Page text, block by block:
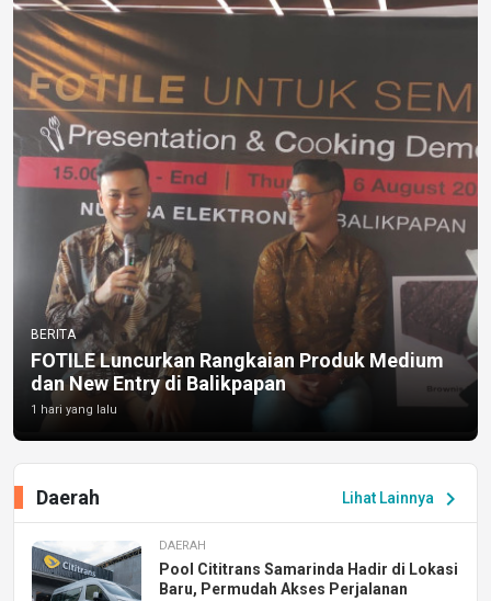
BERITA
FOTILE Luncurkan Rangkaian Produk Medium
dan New Entry di Balikpapan
1 hari yang lalu
Lihat Lainnya chevron_right
Daerah
DAERAH
Pool Cititrans Samarinda Hadir di Lokasi
Baru, Permudah Akses Perjalanan